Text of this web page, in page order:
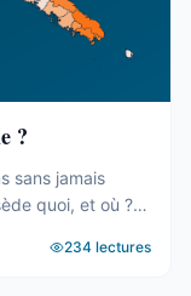
?
sans jamais
quoi, et où ?
tient en trois
234 lectures